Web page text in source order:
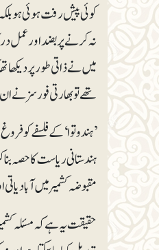
کوئی پیش رفت ہوئی ہو
نہ کرنے پر بضد اور عمل
میں نے ذاتی طور پر
تھے تو بھارتی فورسز نے
مقبوضہ کشمیر میں
حقیقت یہ ہے کہ مسئلہ